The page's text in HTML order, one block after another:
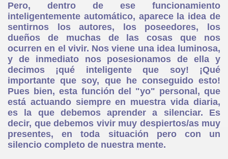
Pero, dentro de ese funcionamiento
inteligentemente automático, aparece la idea de
sentirnos los autores, los poseedores, los
dueños de muchas de las cosas que nos
ocurren en el vivir. Nos viene una idea luminosa,
y de inmediato nos posesionamos de ella y
decimos ¡qué inteligente que soy! ¡Qué
importante que soy, que he conseguido esto!
Pues bien, esta función del "yo" personal, que
está actuando siempre en muestra vida diaria,
es la que debemos aprender a silenciar. Es
decir, que debemos vivir muy despiertos/as muy
presentes, en toda situación pero con un
silencio completo de nuestra mente.